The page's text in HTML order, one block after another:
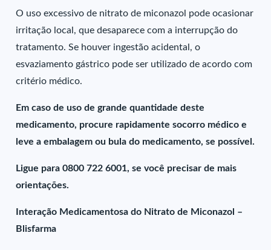
O uso excessivo de nitrato de miconazol pode ocasionar
irritação local, que desaparece com a interrupção do
tratamento. Se houver ingestão acidental, o
esvaziamento gástrico pode ser utilizado de acordo com
critério médico.
Em caso de uso de grande quantidade deste
medicamento, procure rapidamente socorro médico e
leve a embalagem ou bula do medicamento, se possível.
Ligue para 0800 722 6001, se você precisar de mais
orientações.
Interação Medicamentosa do Nitrato de Miconazol –
Blisfarma